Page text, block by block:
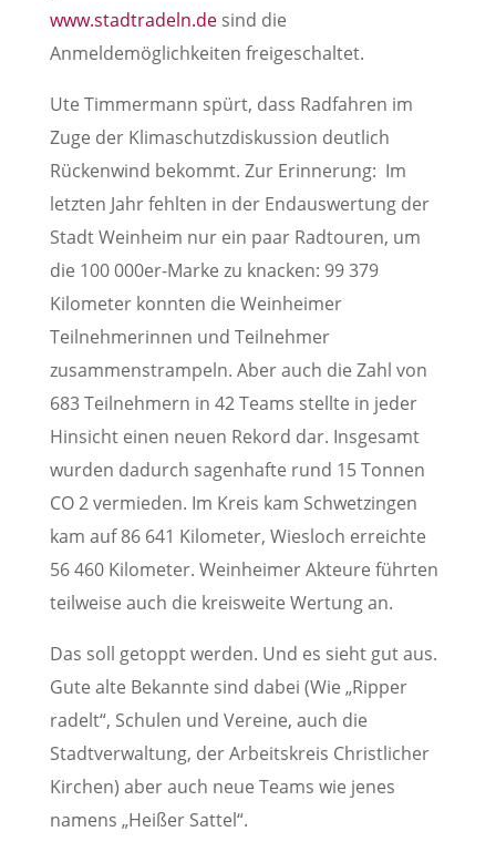
www.stadtradeln.desind die
Anmeldemöglichkeiten freigeschaltet.
Ute Timmermann spürt, dass Radfahren im
Zuge der Klimaschutzdiskussion deutlich
Rückenwind bekommt. Zur Erinnerung: Im
letzten Jahr fehlten in der Endauswertung der
Stadt Weinheim nur ein paar Radtouren, um
die 100 000er-Marke zu knacken: 99 379
Kilometer konnten die Weinheimer
Teilnehmerinnen und Teilnehmer
zusammenstrampeln. Aber auch die Zahl von
683 Teilnehmern in 42 Teams stellte in jeder
Hinsicht einen neuen Rekord dar. Insgesamt
wurden dadurch sagenhafte rund 15 Tonnen
CO 2 vermieden. Im Kreis kam Schwetzingen
kam auf 86 641 Kilometer, Wiesloch erreichte
56 460 Kilometer. Weinheimer Akteure führten
teilweise auch die kreisweite Wertung an.
Das soll getoppt werden. Und es sieht gut aus.
Gute alte Bekannte sind dabei (Wie „Ripper
radelt“, Schulen und Vereine, auch die
Stadtverwaltung, der Arbeitskreis Christlicher
Kirchen) aber auch neue Teams wie jenes
namens „Heißer Sattel“.